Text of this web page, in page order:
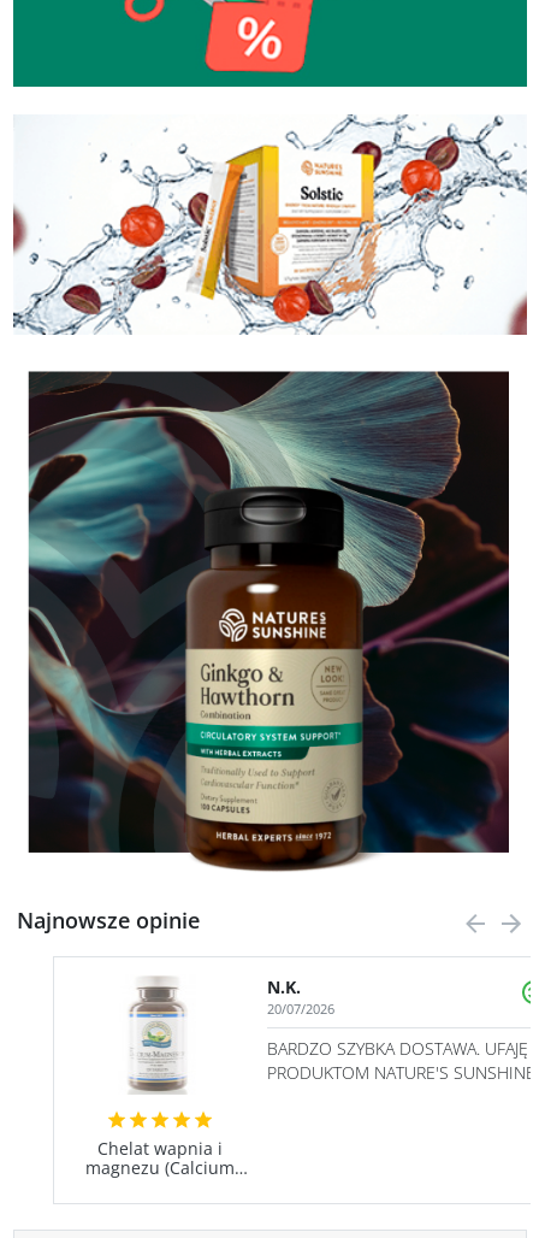
Najnowsze opinie
Chelat wapnia i
magnezu (Calcium
20/07/2026
BARDZO SZYBKA DOSTAWA. UFAJĘ
PRODUKTOM NATURE'S SUNSHINE